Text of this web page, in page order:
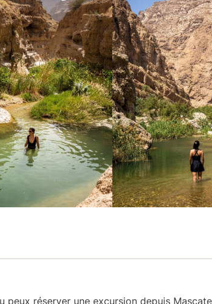
peux réserver une excursion depuis